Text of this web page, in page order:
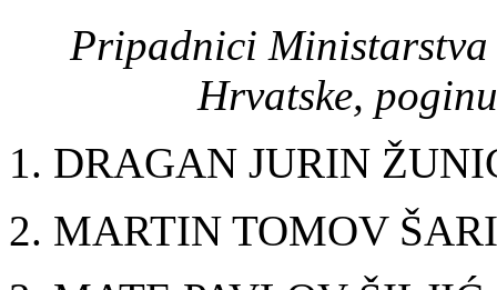
Pripadnici
Hrvatske,
1. DRAGAN JURIN
2. MARTIN TOMOV